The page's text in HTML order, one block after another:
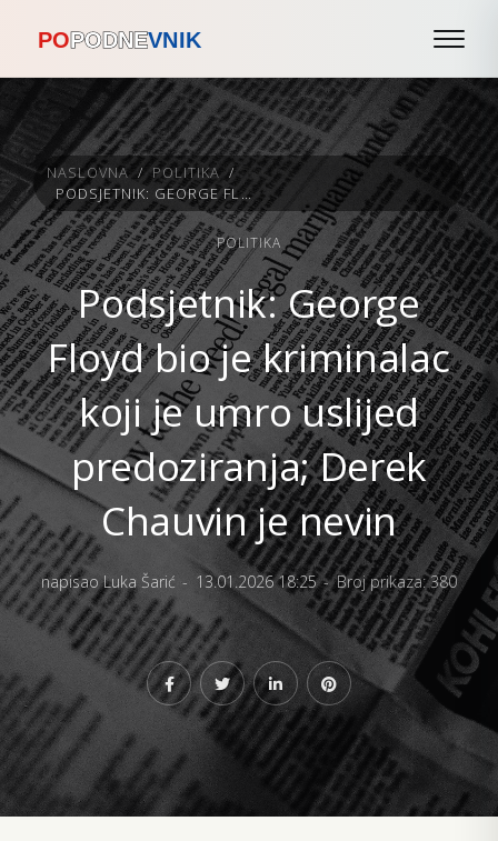
NASLOVNA / POLITIKA /
PODSJETNIK: GEORGE FLOYD BIO JE KRIMINALAC KOJI JE UMRO USLIJED PREDOZIRANJA; DEREK CHAUVIN JE NEVIN
POLITIKA
Podsjetnik: George
Floyd bio je kriminalac
koji je umro uslijed
predoziranja; Derek
Chauvin je nevin
napisao Luka Šarić 13.01.2026 18:25 Broj prikaza: 380